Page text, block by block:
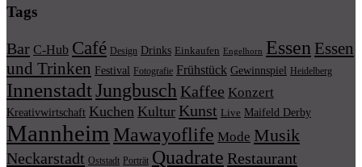
Tags
Bar C-Hub Café Design Drinks Einkaufen Engelhorn Essen Essen
und Trinken Festival Fotografie Frühstück Gewinnspiel Heidelberg
InnenstadtJungbusch Kaffee Konzert
Kreativwirtschaft Kuchen Kultur Kunst Live Maifeld Derby
Mannheim Mawayoflife Mode Musik
Neckarstadt Oststadt Porträt Quadrate Restaurant